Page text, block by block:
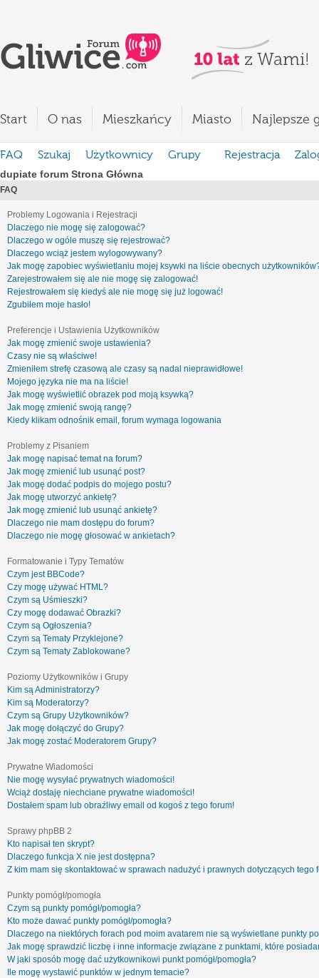
Start O nas Mieszkańcy Miasto Najlepsze
FAQ Szukaj Użytkownicy Grupy Rejestracja
dupiate forum Strona Główna
FAQ
Problemy Logowania i Rejestracji
Dlaczego nie mogę się zalogować?
Dlaczego w ogóle muszę się rejestrować?
Dlaczego wciąż jestem wylogowywany?
Jak mogę zapobiec wyświetlaniu mojej ksywki na liście obecnych
Zarejestrowałem się ale nie mogę się zalogować!
Rejestrowałem się kiedyś ale nie mogę się już logować!
Zgubiłem moje hasło!
Preferencje i Ustawienia Użytkowników
Jak mogę zmienić swoje ustawienia?
Czasy nie są właściwe!
Zmieniłem strefę czasową ale czasy są nadal nieprawidłowe!
Mojego języka nie ma na liście!
Jak mogę wyświetlić obrazek pod moją ksywką?
Jak mogę zmienić swoją rangę?
Kiedy klikam odnośnik email, forum wymaga logowania
Problemy z Pisaniem
Jak mogę napisać temat na forum?
Jak mogę zmienić lub usunąć post?
Jak mogę dodać podpis do mojego postu?
Jak mogę utworzyć ankietę?
Jak mogę zmienić lub usunąć ankietę?
Dlaczego nie mam dostępu do forum?
Dlaczego nie mogę głosować w ankietach?
Formatowanie i Typy Tematów
Czym jest BBCode?
Czy mogę używać HTML?
Czym są Uśmieszki?
Czy mogę dodawać Obrazki?
Czym są Ogłoszenia?
Czym są Tematy Przyklejone?
Czym są Tematy Zablokowane?
Poziomy Użytkowników i Grupy
Kim są Administratorzy?
Kim są Moderatorzy?
Czym są Grupy Użytkowników?
Jak mogę dołączyć do Grupy?
Jak mogę zostać Moderatorem Grupy?
Prywatne Wiadomości
Nie mogę wysyłać prywatnych wiadomości!
Wciąż dostaję niechciane prywatne wiadomości!
Dostałem spam lub obraźliwy email od kogoś z tego forum!
Sprawy phpBB 2
Kto napisał ten skrypt?
Dlaczego funkcja X nie jest dostępna?
Z kim mam się skontaktować w sprawach nadużyć i prawnych dotyczących tego
Punkty pomógł/pomogła
Czym są punkty pomógł/pomogła?
Kto może dawać punkty pomógł/pomogła?
Dlaczego na niektórych forach pod moim avatarem nie są wyświetlane punkty
Jak mogę sprawdzić liczbę i inne informacje związane z punktami, które
W jaki sposób mogę dać użytkownikowi punkt pomógł/pomogła?
Ile mogę wystawić punktów w jednym temacie?